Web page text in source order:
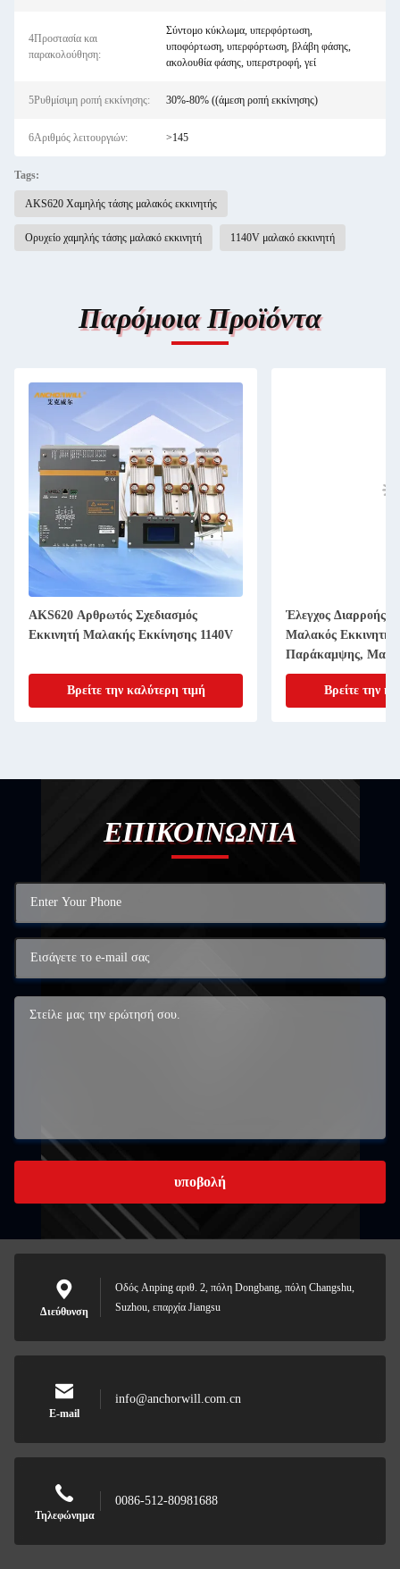
4Προστασία και
παρακολούθηση:
Σύντομο κύκλωμα, υπερφόρτωση,
υποφόρτωση, υπερφόρτωση, βλάβη φάσης,
ακολουθία φάσης, υπερστροφή, γεί
5Ρυθμίσιμη ροπή εκκίνησης: 30%-80% ((άμεση ροπή εκκίνησης)
6Αριθμός λειτουργιών: >145
Tags:
AKS620 Χαμηλής τάσης μαλακός εκκινητής
Ορυχείο χαμηλής τάσης μαλακό εκκινητή 1140V μαλακό εκκινητή
Παρόμοια Προϊόντα
AKS620 Αρθρωτός Σχεδιασμός
Εκκινητή Μαλακής Εκκίνησης 1140V
Βρείτε την καλύτερη τιμή
Έλεγχος Διαρροής,
Μαλακός
Παράκαμψης,
Βρείτε την
ΕΠΙΚΟΙΝΩΝΙΑ
υποβολή
Διεύθυνση
Οδός Anping αριθ. 2, πόλη Dongbang, πόλη Changshu,
Suzhou, επαρχία Jiangsu
E-mail
info@anchorwill.com.cn
Τηλεφώνημα
0086-512-80981688